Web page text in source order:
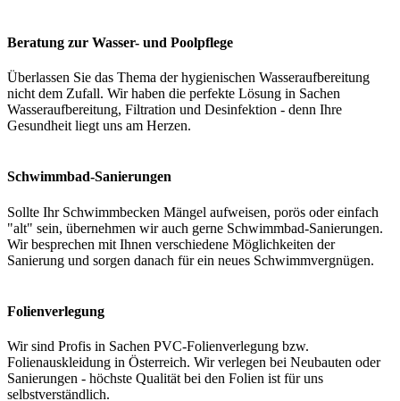
Beratung zur Wasser- und Poolpflege
Überlassen Sie das Thema der hygienischen Wasseraufbereitung
nicht dem Zufall. Wir haben die perfekte Lösung in Sachen
Wasseraufbereitung, Filtration und Desinfektion - denn Ihre
Gesundheit liegt uns am Herzen.
Schwimmbad-Sanierungen
Sollte Ihr Schwimmbecken Mängel aufweisen, porös oder einfach
"alt" sein, übernehmen wir auch gerne Schwimmbad-Sanierungen.
Wir besprechen mit Ihnen verschiedene Möglichkeiten der
Sanierung und sorgen danach für ein neues Schwimmvergnügen.
Folienverlegung
Wir sind Profis in Sachen PVC-Folienverlegung bzw.
Folienauskleidung in Österreich. Wir verlegen bei Neubauten oder
Sanierungen - höchste Qualität bei den Folien ist für uns
selbstverständlich.